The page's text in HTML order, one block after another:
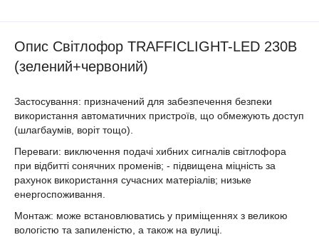
Опис Світлофор TRAFFICLIGHT-LED 230В
(зелений+червоний)
Застосування: призначений для забезпечення безпеки
використання автоматичних пристроїв, що обмежують доступ
(шлагбаумів, воріт тощо).
Переваги: ​​виключення подачі хибних сигналів світлофора
при відбитті сонячних променів; - підвищена міцність за
рахунок використання сучасних матеріалів; низьке
енергоспоживання.
Монтаж: може встановлюватись у приміщеннях з великою
вологістю та запиленістю, а також на вулиці.